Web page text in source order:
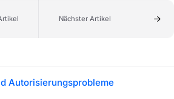
Nächster Artikel
Autorisierungsprobleme